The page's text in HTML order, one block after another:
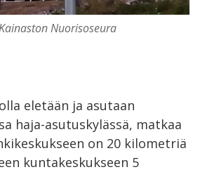
Nuorisoseura
eletään ja asutaan
haja-asutuskylässä, matkaa
on 20 kilometriä
kuntakeskukseen 5